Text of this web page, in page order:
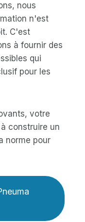
nous
n'est
C'est
à fournir des
qui
pour les
votre
construire un
norme pour